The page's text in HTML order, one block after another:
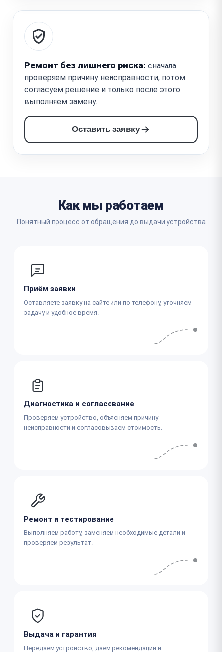
Ремонт без лишнего риска: сначала
проверяем причину неисправности, потом
согласуем решение и только после этого
выполняем замену.
Оставить заявку
Как мы работаем
Понятный процесс от обращения до выдачи устройства
Приём заявки
Оставляете заявку на сайте или по телефону, уточняем
задачу и удобное время.
Диагностика и согласование
Проверяем устройство, объясняем причину
неисправности и согласовываем стоимость.
Ремонт и тестирование
Выполняем работу, заменяем необходимые детали и
проверяем результат.
Выдача и гарантия
Передаём устройство, даём рекомендации и